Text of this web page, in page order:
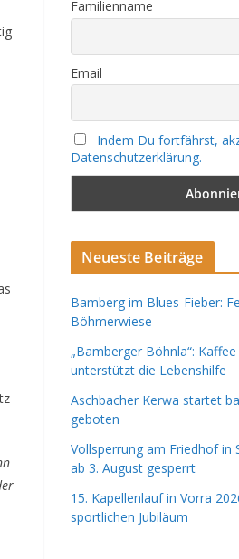
Familienname
Email
Indem Du fortfährst,
Datenschutzerklärung.
Neueste Beiträge
Bamberg im Blues-Fieber:
Böhmerwiese
„Bamberger Böhnla“:
unterstützt die Lebenshilfe
Aschbacher Kerwa startet
geboten
Vollsperrung am Friedhof in
ab 3. August gesperrt
15. Kapellenlauf in Vorra
sportlichen Jubiläum